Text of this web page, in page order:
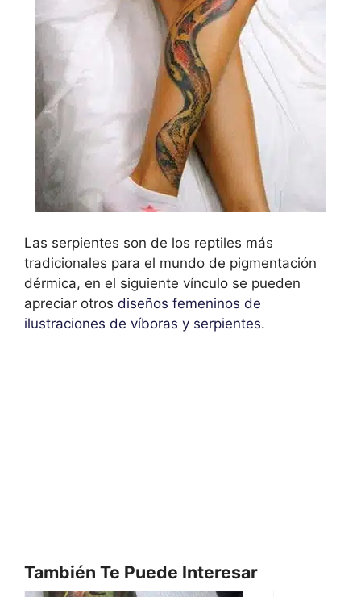
Las serpientes son de los reptiles más
tradicionales para el mundo de pigmentación
dérmica, en el siguiente vínculo se pueden
apreciar otros diseños femeninos de
ilustraciones de víboras y serpientes.
También Te Puede Interesar